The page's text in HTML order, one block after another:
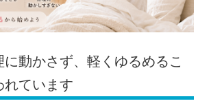
動かさず、軽くゆるめるこ
れています